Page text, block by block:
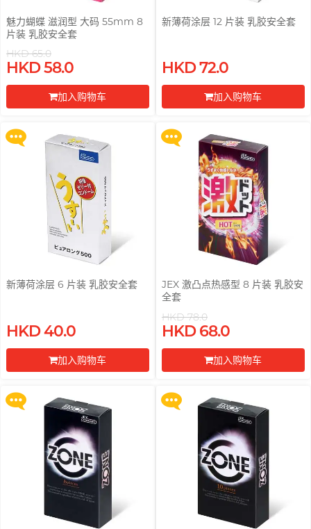
魅力蝴蝶 滋润型 大码 55mm 8
片装 乳胶安全套
HKD 65.0
HKD 58.0
加入购物车
新薄荷涂层 12 片装 乳胶安全套
HKD 72.0
加入购物车
买满 $200 即可以优惠价 $129 换
购 Gillette 吉列 Labs 极光系列剃
须刀连底座 (刀架 1 件 + 刀头 2 片)
更多优惠
新薄荷涂层 6 片装 乳胶安全套
HKD 40.0
加入购物车
购 Gillette 吉列 Labs 极光系列剃
须刀连底座 (刀架 1 件 + 刀头 2 片)
更多优惠
JEX 激凸点热感型 8 片装 乳胶安
全套
HKD 78.0
HKD 68.0
加入购物车
购 Gillette 吉列 Labs 极光系列剃
须刀连底座 (刀架 1 件 + 刀头 2 片)
更多优惠
买满 $200 即可以优惠价 $129 换
购 Gillette 吉列 Labs 极光系列剃
须刀连底座 (刀架 1 件 + 刀头 2 片)
更多优惠